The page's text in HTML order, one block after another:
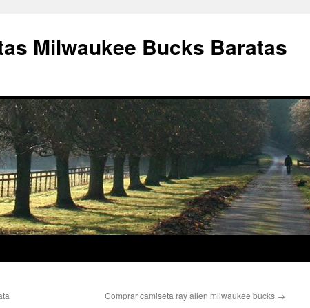
Milwaukee Bucks Baratas
Comprar camiseta ray allen milwaukee bucks →